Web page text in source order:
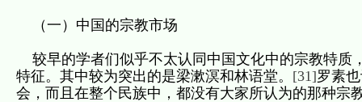
（一）中国的宗教市场
较早的学者们似乎不太认同中国文化中的宗教特质
特征。其中较为突出的是梁漱溟和林语堂。 [31]罗素
会，而且在整个民族中，都没有大家所认为的那种宗